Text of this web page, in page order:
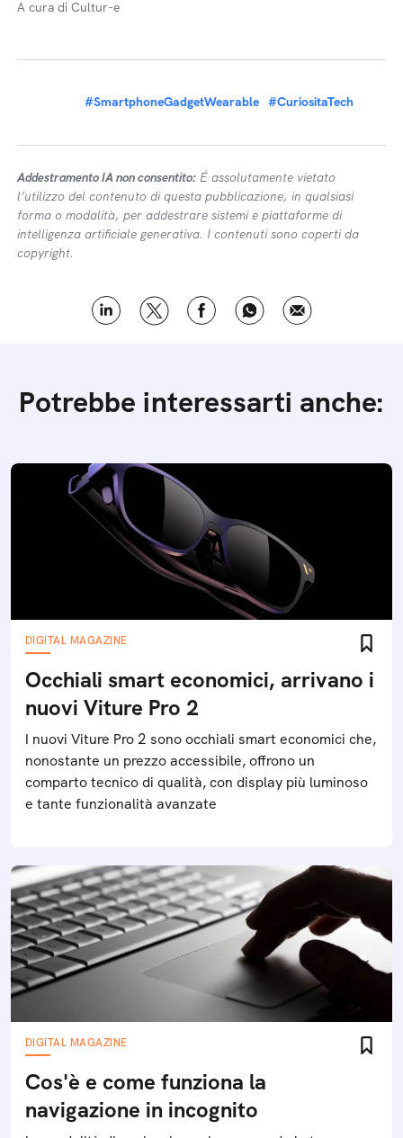
A cura di Cultur-e
#SmartphoneGadgetWearable #CuriositaTech
Addestramento IA non consentito: É assolutamente vietato
l’utilizzo del contenuto di questa pubblicazione, in qualsiasi
forma o modalità, per addestrare sistemi e piattaforme di
intelligenza artificiale generativa. I contenuti sono coperti da
copyright.
Potrebbe interessarti anche:
DIGITAL MAGAZINE
Occhiali smart economici, arrivano i
nuovi Viture Pro 2
I nuovi Viture Pro 2 sono occhiali smart economici che,
nonostante un prezzo accessibile, offrono un
comparto tecnico di qualità, con display più luminoso
e tante funzionalità avanzate
DIGITAL MAGAZINE
Cos'è e come funziona la
navigazione in incognito